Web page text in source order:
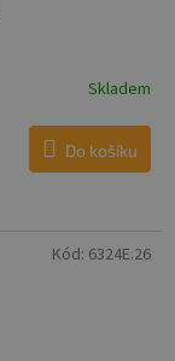
Skladem
Do košíku
Kód: 6324E.26